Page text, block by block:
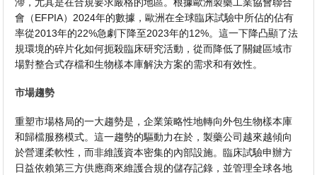
會（EFPIA）2024年的數據，歐洲在全球臨床試驗中所佔的佔有
率從2013年的22%急劇下降至2023年的12%。這一下降凸顯了法
規環境的碎片化如何扼殺臨床研究活動，從而降低了關鍵區域市
場對整合式存檔和生物樣本庫解決方案的需求和有效性。
市場趨勢
重塑市場格局的一大趨勢是，企業策略性地轉向外包生物樣本庫
和歸檔服務模式。這一趨勢的驅動力在於，製藥公司越來越傾向
於營運柔軟性，而非維護資本密集的內部設施。臨床試驗申辦方
日益依賴第三方供應商來維護合規的儲存記錄，並管理全球各地